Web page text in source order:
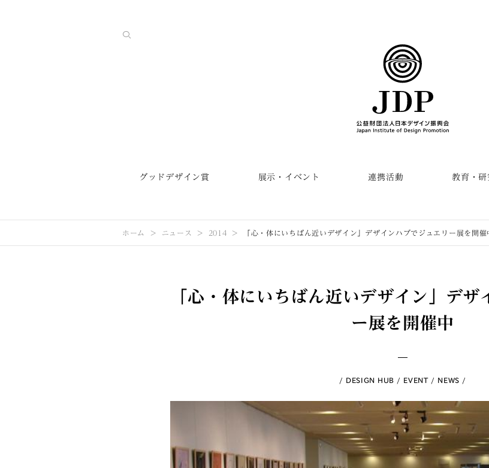
グッドデザイン賞 展示・イベント 連携活動 教育・研
ホーム ニュース 2014 「心・体にいちばん近いデザイン」デザインハブでジュエリー展を開催
「心・体にいちばん近いデザイン」デザ
ー展を開催中
DESIGN HUB EVENT NEWS